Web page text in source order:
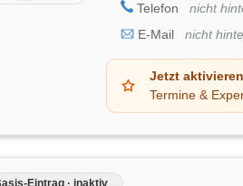
Telefon
nicht
E-Mail
nicht
Jetzt
Termine &
Eintrag · inaktiv